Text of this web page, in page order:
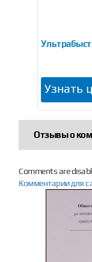
Узнать
Отзывы о
Comments are
Комментарии для